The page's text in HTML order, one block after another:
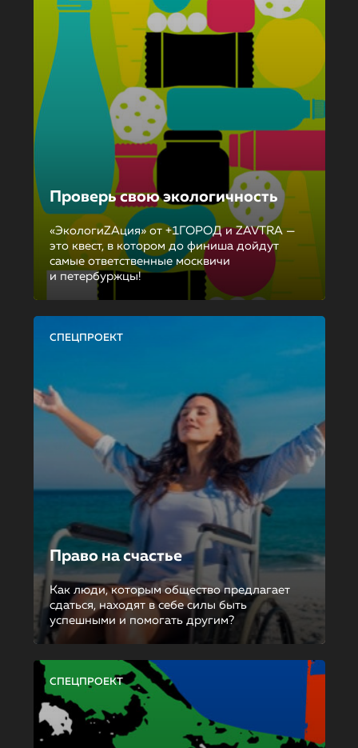
Проверь свою экологичность
«ЭкологиZAция» от +1ГОРОД и ZAVTRA —
это квест, в котором до финиша дойдут
самые ответственные москвичи
и петербуржцы!
СПЕЦПРОЕКТ
Право на счастье
Как люди, которым общество предлагает
сдаться, находят в себе силы быть
успешными и помогать другим?
СПЕЦПРОЕКТ